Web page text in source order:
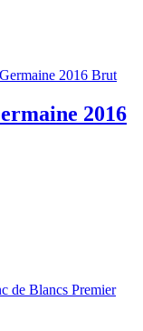
2016